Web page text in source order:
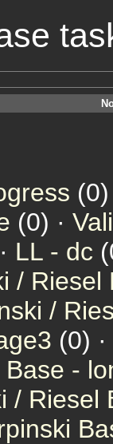
(0) ·
LL - dc
/ Riesel
/
(0) ·
-
/ Riesel